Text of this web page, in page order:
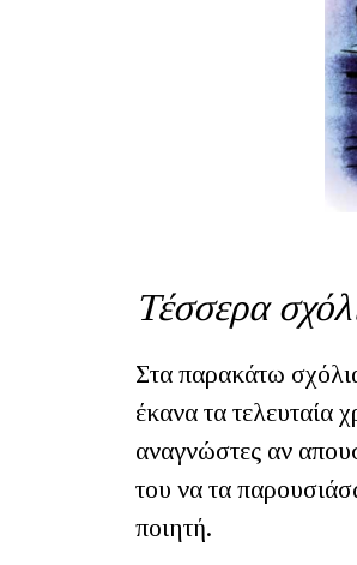
Τέσσερα
Στα παρακάτω
έκανα τα τελευταία
αναγνώστες αν
του να τα
ποιητή.